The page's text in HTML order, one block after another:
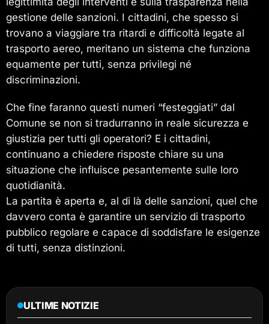
gestione delle sanzioni. I cittadini, che spesso si
trovano a viaggiare tra ritardi e difficoltà legate al
trasporto aereo, meritano un sistema che funziona
equamente per tutti, senza privilegi né
discriminazioni.
Che fine faranno questi numeri “festeggiati” dal
Comune se non si tradurranno in reale sicurezza e
giustizia per tutti gli operatori? E i cittadini,
continuano a chiedere risposte chiare su una
situazione che influisce pesantemente sulle loro
quotidianità.
La partita è aperta e, al di là delle sanzioni, quel che
davvero conta è garantire un servizio di trasporto
pubblico regolare e capace di soddisfare le esigenze
di tutti, senza distinzioni.
ULTIME NOTIZIE